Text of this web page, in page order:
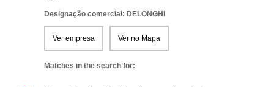
Designação comercial: DELONGHI
Ver empresa Ver no Mapa
Matches in the search for: